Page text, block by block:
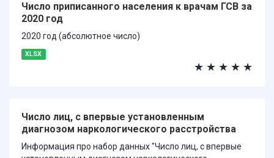
Число приписанного населения к врачам ГСВ за
2020 год
2020 год (абсолютное число)
XLSX
★ ★ ★ ★ ★
Число лиц, с впервые установленным
диагнозом наркологического расстройства
Информация про набор данных "Число лиц, с впервые